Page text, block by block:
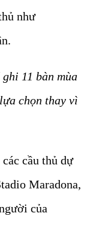
như
11 bàn mùa
chọn thay vì
cầu thủ dự
Maradona,
của